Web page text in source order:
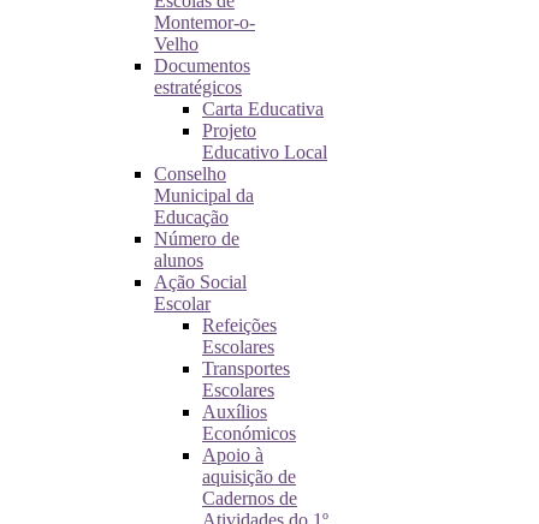
Montemor-o-
Velho
Documentos
estratégicos
Carta Educativa
Projeto
Educativo Local
Conselho
Municipal da
Educação
Número de
alunos
Ação Social
Escolar
Refeições
Escolares
Transportes
Escolares
Auxílios
Económicos
Apoio à
aquisição de
Cadernos de
Atividades do 1º